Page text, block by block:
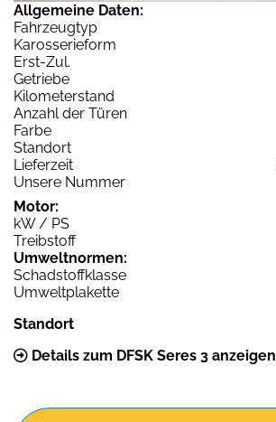
Allgemeine Daten:
Fahrzeugtyp
Karosserieform
Erst-Zul.
Getriebe
Kilometerstand
Anzahl der Türen
Farbe
Standort
Lieferzeit
Unsere Nummer
Motor:
kW / PS
Treibstoff
Umweltnormen:
Schadstoffklasse
Umweltplakette
Standort
Details zum DFSK Seres 3 anzeigen